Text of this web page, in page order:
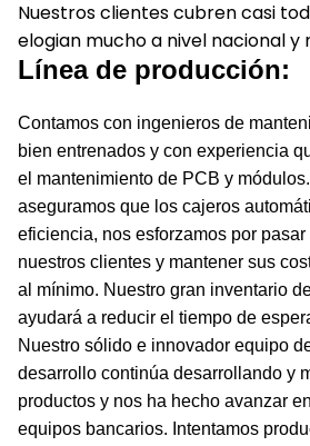
Nuestros clientes cubren casi
elogian mucho a nivel nacional y
Línea de producción:
Contamos con ingenieros de
bien entrenados y con experiencia
el mantenimiento de PCB y módulos.
aseguramos que los cajeros
eficiencia, nos esforzamos por pasar
nuestros clientes y mantener sus
al mínimo. Nuestro gran inventario
ayudará a reducir el tiempo de
Nuestro sólido e innovador equipo
desarrollo continúa desarrollando y
productos y nos ha hecho avanzar
equipos bancarios. Intentamos